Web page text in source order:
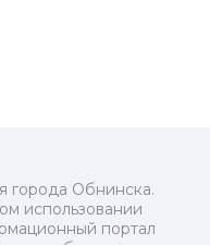
города Обнинска.
использовании
портал